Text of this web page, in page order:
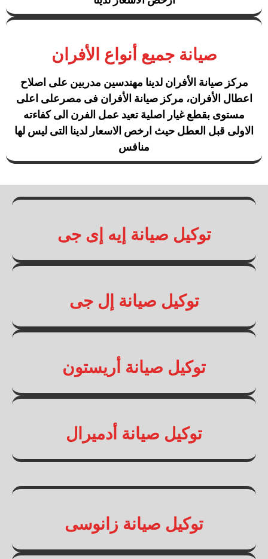
صيانة جميع أنواع الأفران
مركز صيانة الأفران لدينا مهندسين مدربين على اصلاح
اعطال الأفران، مركز صيانة الأفران فى مصرعلى اعلى
مستوى بقطع غيار اصلية تعيد عمل الفرن الى كفاءته
الاولى قبل العطل حيث ارخص الاسعار لدينا التى ليس لها
منافس
توكيل صيانة إيه إى جى
توكيل صيانة إل جى
توكيل صيانة أريستون
توكيل صيانة أدميرال
توكيل صيانة زانوسى